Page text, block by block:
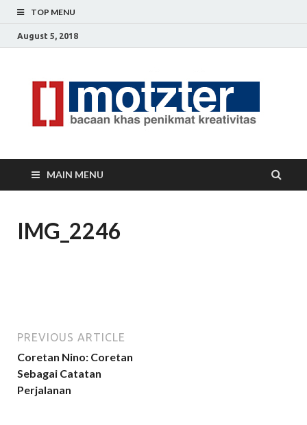
TOP MENU
August 5, 2018
MAIN MENU
IMG_2246
PREVIOUS ARTICLE
Coretan Nino: Coretan
Sebagai Catatan
Perjalanan